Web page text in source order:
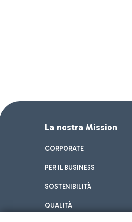
La nostra Mission
CORPORATE
PER IL BUSINESS
SOSTENIBILITÀ
QUALITÀ